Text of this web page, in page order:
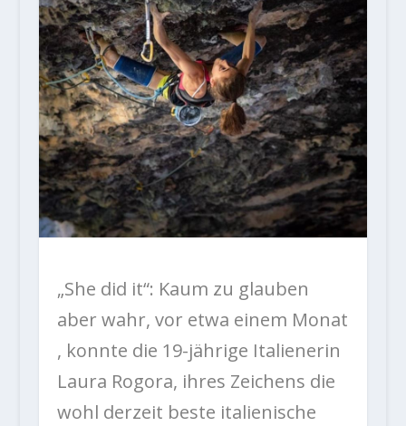
„She did it“: Kaum zu glauben
aber wahr, vor etwa einem Monat
, konnte die 19-jährige Italienerin
Laura Rogora, ihres Zeichens die
wohl derzeit beste italienische